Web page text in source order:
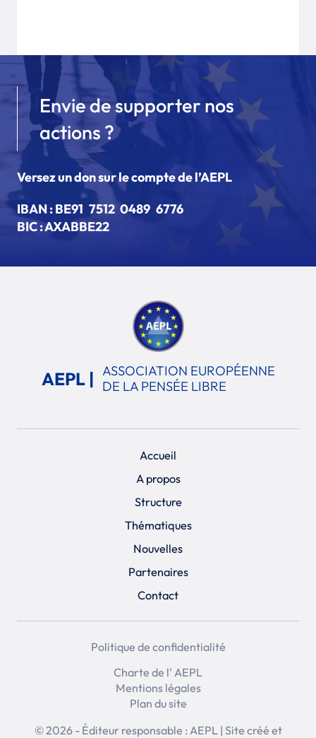
Envie de supporter nos
actions ?
Versez un don sur le compte de l’AEPL
IBAN :BE91 7512 0489 6776
BIC : AXABBE22
AEPL | ASSOCIATION EUROPÉENNE
DE LA PENSÉE LIBRE
Accueil
A propos
Structure
Thématiques
Nouvelles
Partenaires
Contact
Politique de confidentialité
Charte de l' AEPL
Mentions légales
Plan du site
© 2026 - Éditeur responsable : AEPL | Site créé et